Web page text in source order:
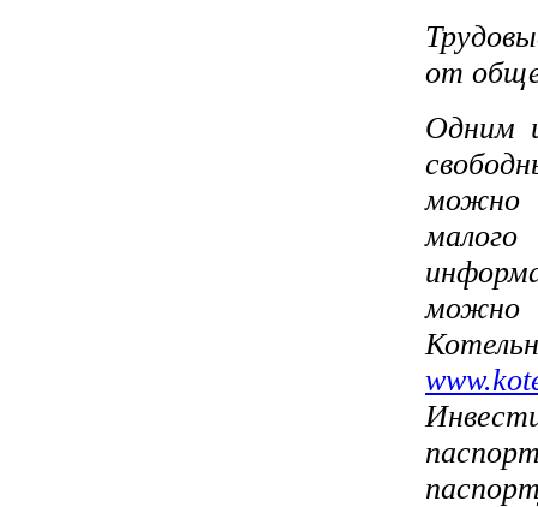
от
Одним
можно
можно
www.